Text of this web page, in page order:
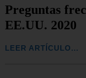
Preguntas
EE.UU. 2020
LEER ARTÍCULO...